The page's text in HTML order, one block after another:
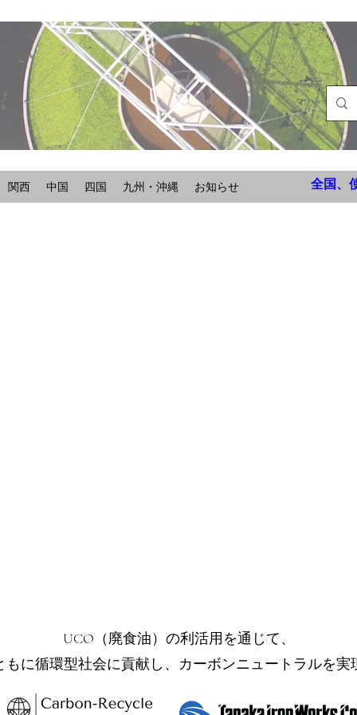
関西 中国 四国 九州・沖縄 お知らせ 全国、
UCO（廃食油）の利活用を通じて、
もに循環型社会に貢献し、カーボンニュートラルを実